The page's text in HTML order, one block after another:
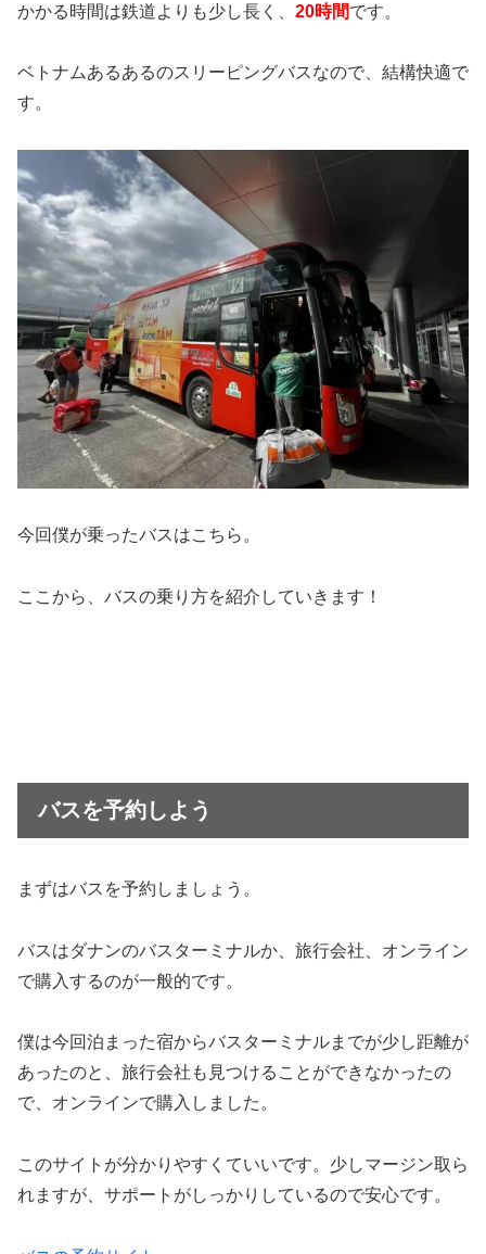
かかる時間は鉄道よりも少し長く、 20時間です。
ベトナムあるあるのスリーピングバスなので、結構快適で
す。
今回僕が乗ったバスはこちら。
ここから、バスの乗り方を紹介していきます！
バスを予約しよう
まずはバスを予約しましょう。
バスはダナンのバスターミナルか、旅行会社、オンライン
で購入するのが一般的です。
僕は今回泊まった宿からバスターミナルまでが少し距離が
あったのと、旅行会社も見つけることができなかったの
で、オンラインで購入しました。
このサイトが分かりやすくていいです。少しマージン取ら
れますが、サポートがしっかりしているので安心です。